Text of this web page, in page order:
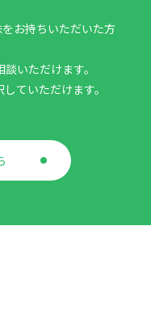
お持ちいただいた方
いただけます。
ていただけます。